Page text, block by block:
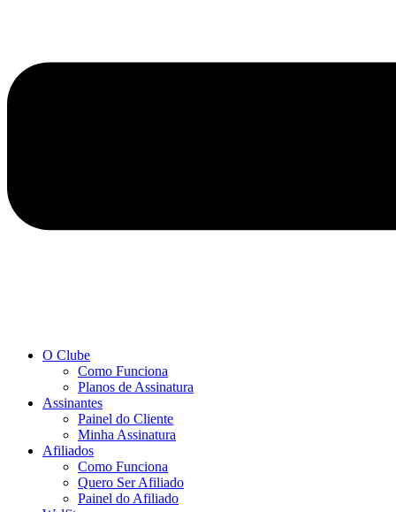
O Clube
Como Funciona
Planos de Assinatura
Assinantes
Painel do Cliente
Minha Assinatura
Afiliados
Como Funciona
Quero Ser Afiliado
Painel do Afiliado